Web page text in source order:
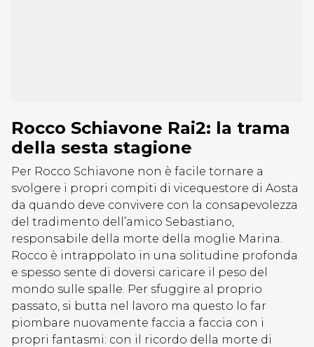
Rocco Schiavone Rai2: la trama
della sesta stagione
Per Rocco Schiavone non è facile tornare a
svolgere i propri compiti di vicequestore di Aosta
da quando deve convivere con la consapevolezza
del tradimento dell’amico Sebastiano,
responsabile della morte della moglie Marina.
Rocco è intrappolato in una solitudine profonda
e spesso sente di doversi caricare il peso del
mondo sulle spalle. Per sfuggire al proprio
passato, si butta nel lavoro ma questo lo far
piombare nuovamente faccia a faccia con i
propri fantasmi: con il ricordo della morte di